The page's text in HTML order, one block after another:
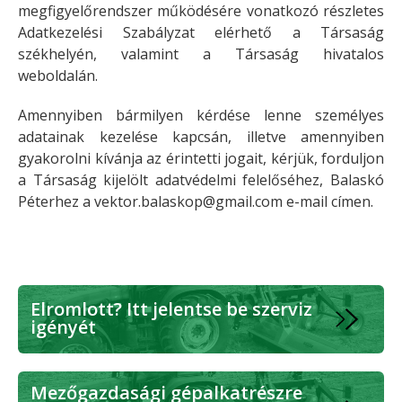
megfigyelőrendszer működésére vonatkozó részletes
Adatkezelési Szabályzat elérhető a Társaság
székhelyén, valamint a Társaság hivatalos
weboldalán.
Amennyiben bármilyen kérdése lenne személyes
adatainak kezelése kapcsán, illetve amennyiben
gyakorolni kívánja az érintetti jogait, kérjük, forduljon
a Társaság kijelölt adatvédelmi felelőséhez, Balaskó
Péterhez a vektor.balaskop@gmail.com e-mail címen.
Elromlott? Itt jelentse be szerviz
igényét
Mezőgazdasági gépalkatrészre